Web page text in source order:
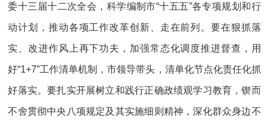
委十三届十二次全会，科学编制市“十五五”各专项规划和行
动计划，推动各项工作改革创新、走在前列。要在狠抓落
实、改进作风上再下功夫，加强常态化调度推进督查，用
好“1+7”工作清单机制，市领导带头，清单化节点化责任化抓
好落实。要扎实开展树立和践行正确政绩观学习教育，锲而
不舍贯彻中央八项规定及其实施细则精神，深化群众身边不